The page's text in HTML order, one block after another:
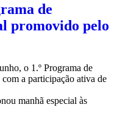
de
promovido pelo
o 1.º Programa de
a participação ativa de